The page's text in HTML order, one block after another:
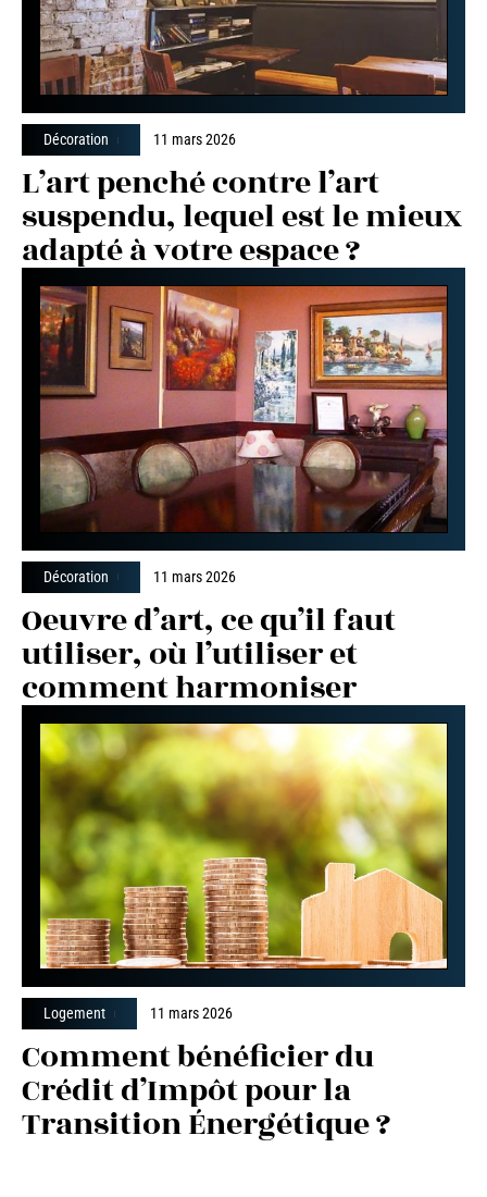
Décoration 11 mars 2026
L’art penché contre l’art
suspendu, lequel est le mieux
adapté à votre espace ?
Décoration 11 mars 2026
Oeuvre d’art, ce qu’il faut
utiliser, où l’utiliser et
comment harmoniser
Logement 11 mars 2026
Comment bénéficier du
Crédit d’Impôt pour la
Transition Énergétique ?